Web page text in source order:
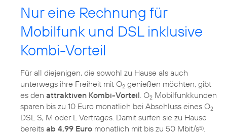
Nur eine Rechnung für
Mobilfunk und DSL inklusive
Kombi-Vorteil
Für all diejenigen, die sowohl zu Hause als auch
unterwegs ihre Freiheit mit O2 genießen möchten, gibt
es den attraktiven Kombi-Vorteil. O2 Mobilfunkkunden
sparen bis zu 10 Euro monatlich bei Abschluss eines O2
DSL S, M oder L Vertrages. Damit surfen sie zu Hause
bereits ab 4,99 Euro monatlich mit bis zu 50 Mbit/s5).